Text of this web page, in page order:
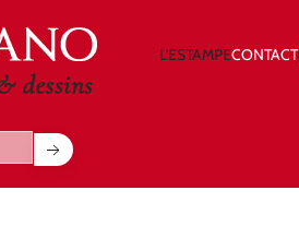
L'ESTAMPECONTACT